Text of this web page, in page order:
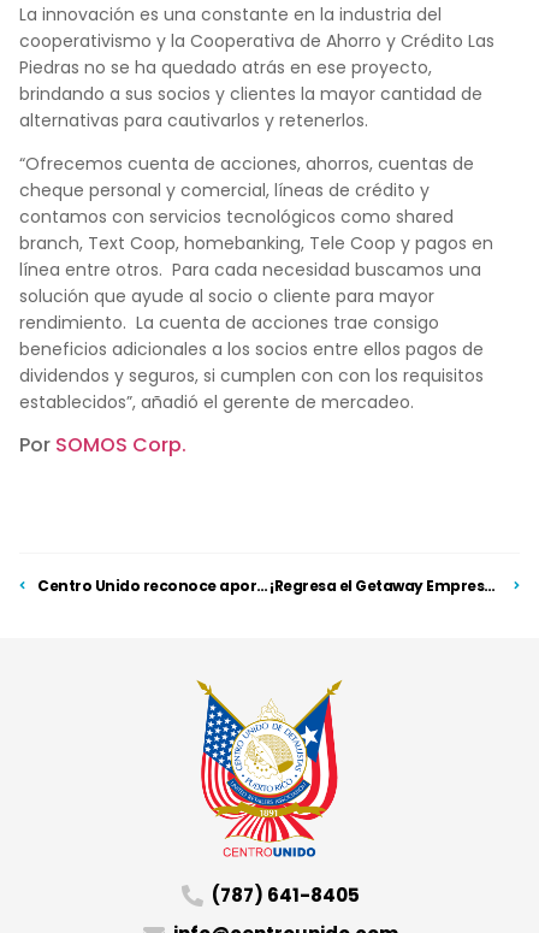
La innovación es una constante en la industria del
cooperativismo y la Cooperativa de Ahorro y Crédito Las
Piedras no se ha quedado atrás en ese proyecto,
brindando a sus socios y clientes la mayor cantidad de
alternativas para cautivarlos y retenerlos.
“Ofrecemos cuenta de acciones, ahorros, cuentas de
cheque personal y comercial, líneas de crédito y
contamos con servicios tecnológicos como shared
branch, Text Coop, homebanking, Tele Coop y pagos en
línea entre otros. Para cada necesidad buscamos una
solución que ayude al socio o cliente para mayor
rendimiento. La cuenta de acciones trae consigo
beneficios adicionales a los socios entre ellos pagos de
dividendos y seguros, si cumplen con con los requisitos
establecidos”, añadió el gerente de mercadeo.
Por SOMOS Corp.
Centro Unido reconoce aportaciones de 7 empresarias con motivo del mes de la mujer ¡Regresa el Getaway Empresarial!
(787) 641-8405